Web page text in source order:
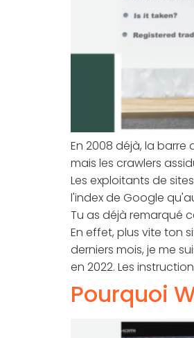
En 2008 déjà, la
mais les crawlers
Les exploitants de
l'index de Google
Tu as déjà remarqué
En effet, plus vite ton
derniers mois, je me
en 2022. Les
Pourquoi